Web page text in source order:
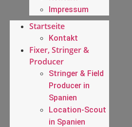
Impressum
Startseite
Kontakt
Fixer, Stringer &
Producer
Stringer & Field
Producer in
Spanien
Location-Scout
in Spanien